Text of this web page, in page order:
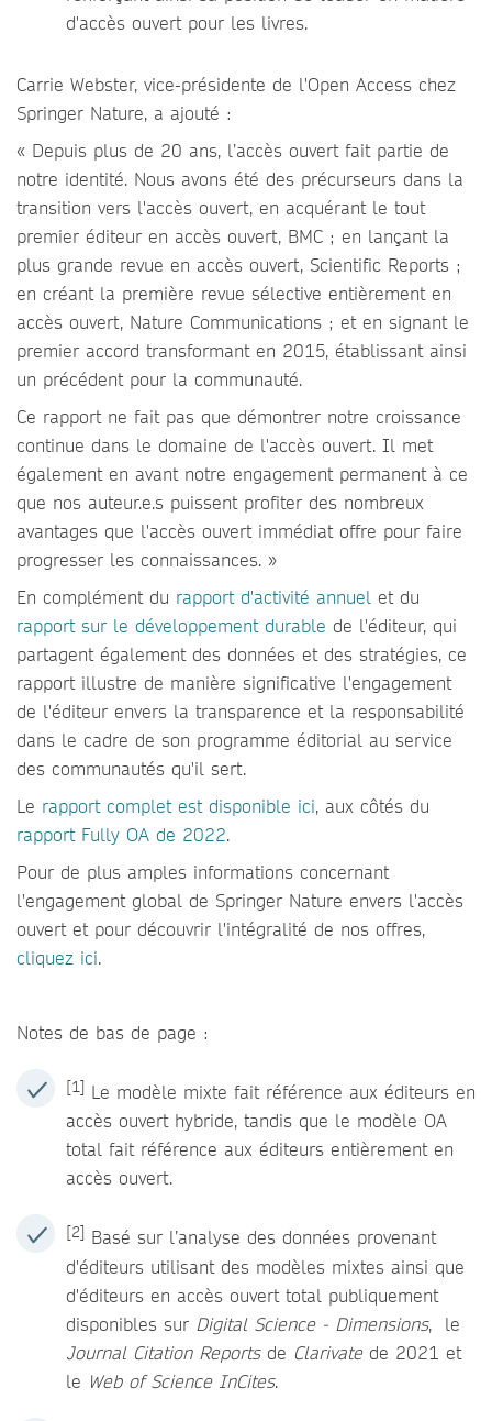
d'accès ouvert pour les livres.
Carrie Webster, vice-présidente de l'Open Access chez
Springer Nature, a ajouté :
« Depuis plus de 20 ans, l’accès ouvert fait partie de
notre identité. Nous avons été des précurseurs dans la
transition vers l'accès ouvert, en acquérant le tout
premier éditeur en accès ouvert, BMC ; en lançant la
plus grande revue en accès ouvert, Scientific Reports ;
en créant la première revue sélective entièrement en
accès ouvert, Nature Communications ; et en signant le
premier accord transformant en 2015, établissant ainsi
un précédent pour la communauté.
Ce rapport ne fait pas que démontrer notre croissance
continue dans le domaine de l'accès ouvert. Il met
également en avant notre engagement permanent à ce
que nos auteur.e.s puissent profiter des nombreux
avantages que l'accès ouvert immédiat offre pour faire
progresser les connaissances. »
En complément du rapport d'activité annuel et du
rapport sur le développement durable de l'éditeur, qui
partagent également des données et des stratégies, ce
rapport illustre de manière significative l'engagement
de l'éditeur envers la transparence et la responsabilité
dans le cadre de son programme éditorial au service
des communautés qu'il sert.
Le rapport complet est disponible ici, aux côtés du
rapport Fully OA de 2022.
Pour de plus amples informations concernant
l'engagement global de Springer Nature envers l'accès
ouvert et pour découvrir l'intégralité de nos offres,
cliquez ici.
Notes de bas de page :
[1] Le modèle mixte fait référence aux éditeurs en
accès ouvert hybride, tandis que le modèle OA
total fait référence aux éditeurs entièrement en
accès ouvert.
[2] Basé sur l’analyse des données provenant
d'éditeurs utilisant des modèles mixtes ainsi que
d'éditeurs en accès ouvert total publiquement
disponibles sur Digital Science - Dimensions, le
Journal Citation Reportsde Clarivate de 2021 et
le Web of Science InCites.